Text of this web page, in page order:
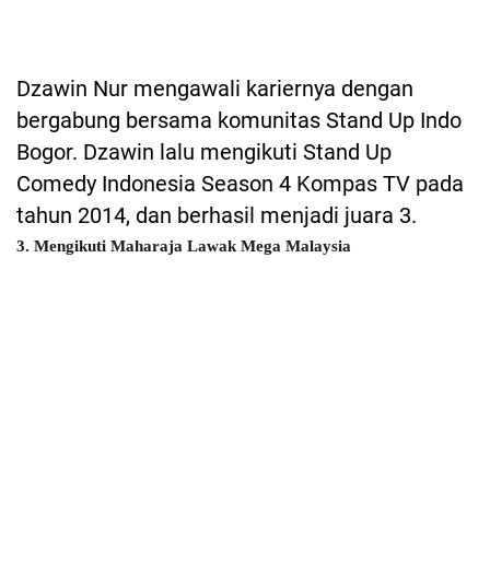
Dzawin Nur mengawali kariernya dengan
bergabung bersama komunitas Stand Up Indo
Bogor. Dzawin lalu mengikuti Stand Up
Comedy Indonesia Season 4 Kompas TV pada
tahun 2014, dan berhasil menjadi juara 3.
3. Mengikuti Maharaja Lawak Mega Malaysia